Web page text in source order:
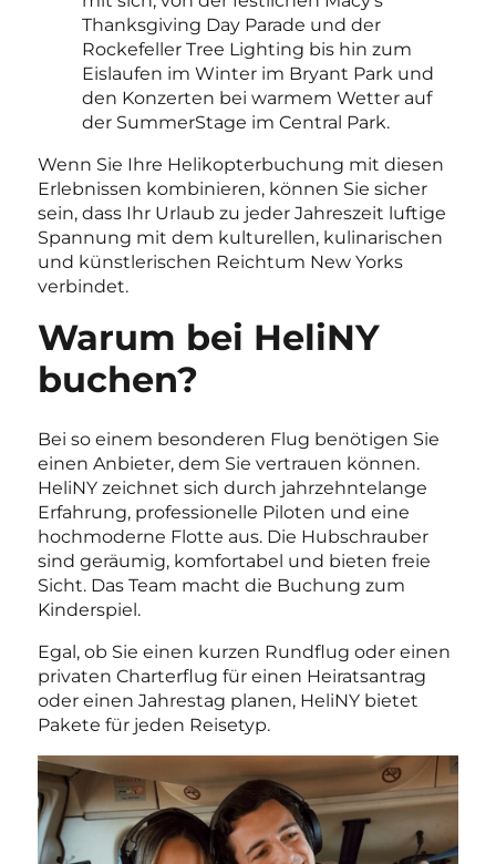
Thanksgiving Day Parade und der
Rockefeller Tree Lighting bis hin zum
Eislaufen im Winter im Bryant Park und
den Konzerten bei warmem Wetter auf
der SummerStage im Central Park.
Wenn Sie Ihre Helikopterbuchung mit diesen
Erlebnissen kombinieren, können Sie sicher
sein, dass Ihr Urlaub zu jeder Jahreszeit luftige
Spannung mit dem kulturellen, kulinarischen
und künstlerischen Reichtum New Yorks
verbindet.
Warum bei HeliNY
buchen?
Bei so einem besonderen Flug benötigen Sie
einen Anbieter, dem Sie vertrauen können.
HeliNY zeichnet sich durch jahrzehntelange
Erfahrung, professionelle Piloten und eine
hochmoderne Flotte aus. Die Hubschrauber
sind geräumig, komfortabel und bieten freie
Sicht. Das Team macht die Buchung zum
Kinderspiel.
Egal, ob Sie einen kurzen Rundflug oder einen
privaten Charterflug für einen Heiratsantrag
oder einen Jahrestag planen, HeliNY bietet
Pakete für jeden Reisetyp.